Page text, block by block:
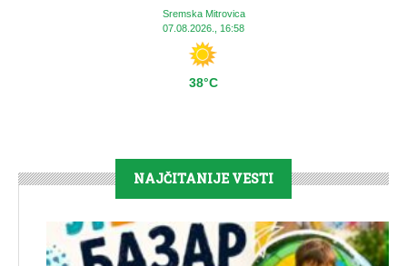
Sremska Mitrovica
07.08.2026., 16:58
38°C
NAJČITANIJE VESTI